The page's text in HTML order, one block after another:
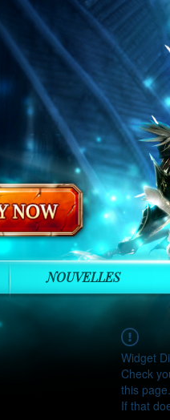
Widget
Check
this page.
If that
NOUVELLES